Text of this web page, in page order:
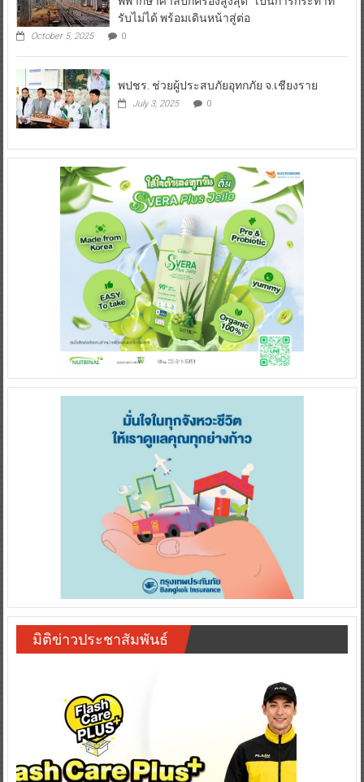
ที่ปรึกษา โฮปเวลล์ เปิดโปง แผนล้มล้างคำ
October 5, 2025 0
มิติข่าวประชาสัมพันธ์